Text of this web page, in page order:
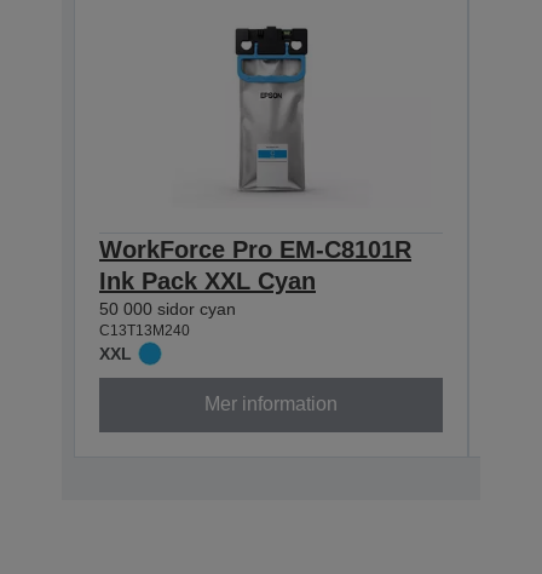
WorkForce Pro EM-C8101R
Ink Pack XXL Cyan
50 000 sidor cyan
C13T13M240
XXL
Mer information